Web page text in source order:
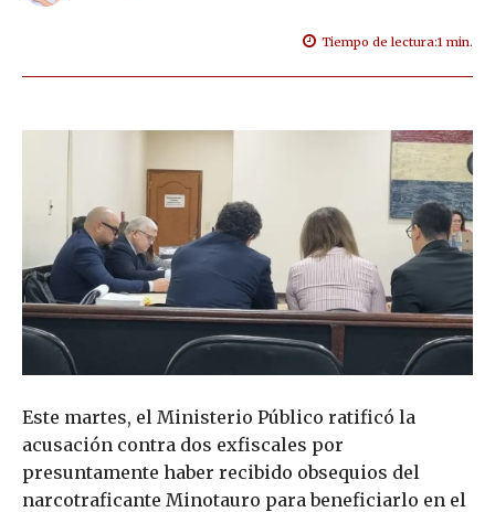
Tiempo de lectura:1 min.
Este martes, el Ministerio Público ratificó la
acusación contra dos exfiscales por
presuntamente haber recibido obsequios del
narcotraficante Minotauro para beneficiarlo en el